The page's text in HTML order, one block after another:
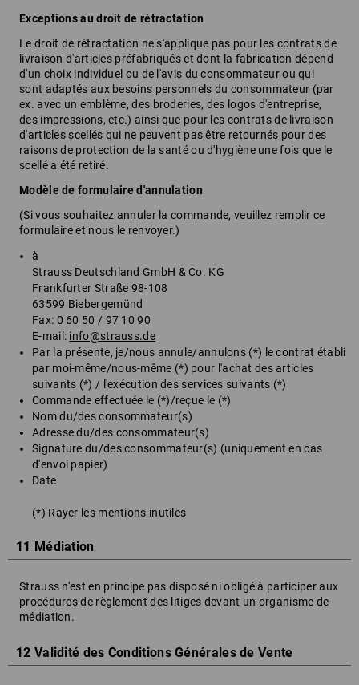
Exceptions au droit de rétractation
Le droit de rétractation ne s'applique pas pour les contrats de
livraison d'articles préfabriqués et dont la fabrication dépend
d'un choix individuel ou de l'avis du consommateur ou qui
sont adaptés aux besoins personnels du consommateur (par
ex. avec un emblème, des broderies, des logos d'entreprise,
des impressions, etc.) ainsi que pour les contrats de livraison
d'articles scellés qui ne peuvent pas être retournés pour des
raisons de protection de la santé ou d'hygiène une fois que le
scellé a été retiré.
Modèle de formulaire d'annulation
(Si vous souhaitez annuler la commande, veuillez remplir ce
formulaire et nous le renvoyer.)
à
Strauss Deutschland GmbH & Co. KG
Frankfurter Straße 98-108
63599 Biebergemünd
Fax: 0 60 50 / 97 10 90
E-mail: info@strauss.de
Par la présente, je/nous annule/annulons (*) le contrat établi
par moi-même/nous-même (*) pour l'achat des articles
suivants (*) / l'exécution des services suivants (*)
Commande effectuée le (*)/reçue le (*)
Nom du/des consommateur(s)
Adresse du/des consommateur(s)
Signature du/des consommateur(s) (uniquement en cas
d'envoi papier)
Date
(*) Rayer les mentions inutiles
11 Médiation
Strauss n'est en principe pas disposé ni obligé à participer aux
procédures de règlement des litiges devant un organisme de
médiation.
12 Validité des Conditions Générales de Vente